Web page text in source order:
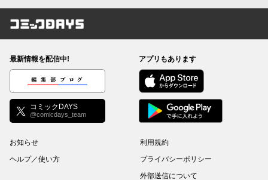
コミックDAYS
最新情報を配信中!
編集部ブログ
コミックDAYS
@comicdays_team
アプリもあります
お知らせ
ヘルプ／使い方
利用規約
プライバシーポリシー
外部送信について